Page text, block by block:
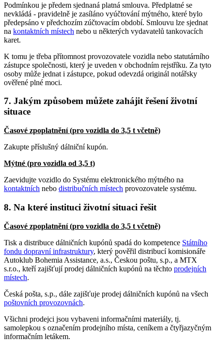
Podmínkou je předem sjednaná platná smlouva. Předplatné se
nevkládá - pravidelně je zasíláno vyúčtování mýtného, které bylo
předepsáno v předchozím zúčtovacím období. Smlouvu lze sjednat
na kontaktních místech nebo u některých vydavatelů tankovacích
karet.
K tomu je třeba přítomnost provozovatele vozidla nebo statutárního
zástupce společnosti, který je uveden v obchodním rejstříku. Za tyto
osoby může jednat i zástupce, pokud odevzdá originál notářsky
ověřené plné moci.
7. Jakým způsobem můžete zahájit řešení životní
situace
Časové zpoplatnění (pro vozidla do 3,5 t včetně)
Zakupte příslušný dálniční kupón.
Mýtné (pro vozidla od 3,5 t)
Zaevidujte vozidlo do Systému elektronického mýtného na
kontaktních nebo distribučních místech provozovatele systému.
8. Na které instituci životní situaci řešit
Časové zpoplatnění (pro vozidla do 3,5 t včetně)
Tisk a distribuce dálničních kupónů spadá do kompetence Státního
fondu dopravní infrastruktury, který pověřil distribucí komisionáře
Autoklub Bohemia Assistance, a.s., Českou poštu, s.p., a MTX
s.r.o., kteří zajišťují prodej dálničních kupónů na těchto prodejních
místech.
Česká pošta, s.p., dále zajišťuje prodej dálničních kupónů na všech
poštovních provozovnách.
Všichni prodejci jsou vybaveni informačními materiály, tj.
samolepkou s označením prodejního místa, ceníkem a čtyřjazyčným
informačním letákem.